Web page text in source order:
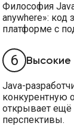
Философия
anywhere»: код
платформе с
6 Высокие
Java-
конкурентную
открывает
перспективы.